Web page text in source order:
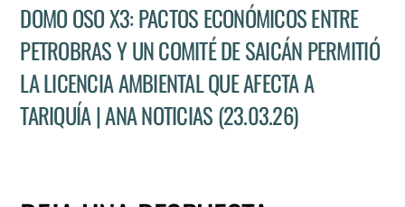
DOMO OSO X3: PACTOS ECONÓMICOS ENTRE
PETROBRAS Y UN COMITÉ DE SAICÁN PERMITIÓ
LA LICENCIA AMBIENTAL QUE AFECTA A
TARIQUÍA | ANA NOTICIAS (23.03.26)